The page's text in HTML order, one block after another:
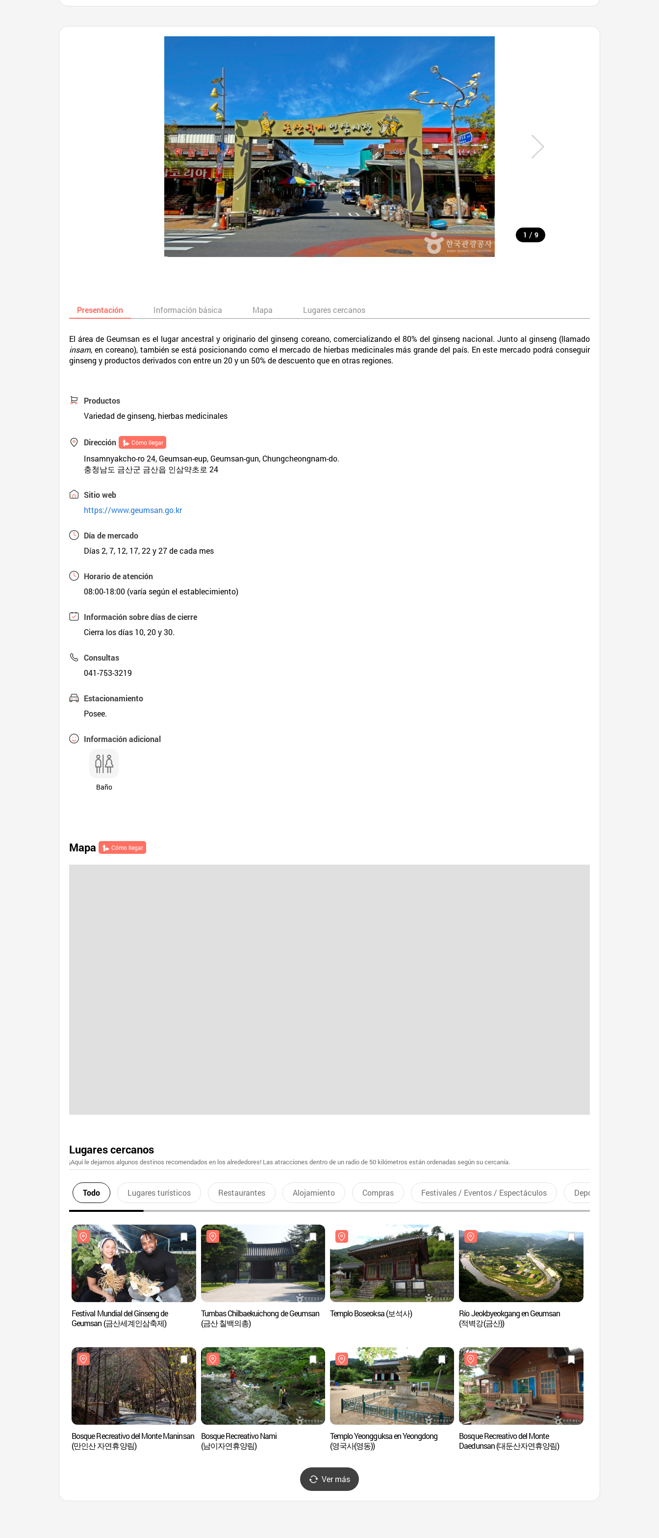
1 / 9
Presentación Información básica Mapa Lugares cercanos
El área de Geumsan es el lugar ancestral y originario del ginseng coreano, comercializando el 80% del ginseng nacional. Junto al ginseng (llamado
insam, en coreano), también se está posicionando como el mercado de hierbas medicinales más grande del país. En este mercado podrá conseguir
ginseng y productos derivados con entre un 20 y un 50% de descuento que en otras regiones.
Productos
Variedad de ginseng, hierbas medicinales
Dirección Cómo llegar
Insamnyakcho-ro 24, Geumsan-eup, Geumsan-gun, Chungcheongnam-do.
충청남도 금산군 금산읍 인삼약초로 24
Sitio web
https://www.geumsan.go.kr
Día de mercado
Días 2, 7, 12, 17, 22 y 27 de cada mes
Horario de atención
08:00-18:00 (varía según el establecimiento)
Información sobre días de cierre
Cierra los días 10, 20 y 30.
Consultas
041-753-3219
Estacionamiento
Posee.
Información adicional
Baño
Mapa Cómo llegar
Lugares cercanos
¡Aquí le dejamos algunos destinos recomendados en los alrededores! Las atracciones dentro de un radio de 50 kilómetros están ordenadas según su cercanía.
Todo Lugares turísticos Restaurantes Alojamiento Compras Festivales / Eventos / Espectáculos Deportes recreativos
Festival Mundial del Ginseng de
Geumsan (금산세계인삼축제)
Tumbas Chilbaekuichong de Geumsan
(금산 칠백의총)
Templo Boseoksa (보석사)
Río Jeokbyeokgang en Geumsan
(적벽강(금산))
Bosque Recreativo del Monte Maninsan
(만인산 자연휴양림)
Bosque Recreativo Nami
(남이자연휴양림)
Templo Yeongguksa en Yeongdong
(영국사(영동))
Bosque Recreativo del Monte
Daedunsan (대둔산자연휴양림)
Ver más